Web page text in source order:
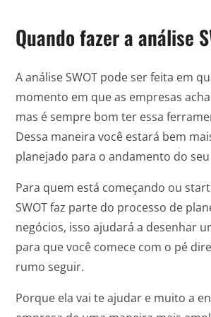
Quando fazer a análise
A análise SWOT pode ser feita em
momento em que as empresas
mas é sempre bom ter essa
Dessa maneira você estará bem
planejado para o andamento do
Para quem está começando ou
SWOT faz parte do processo de
negócios, isso ajudará a desenhar
para que você comece com o pé
rumo seguir.
Porque ela vai te ajudar e muito a